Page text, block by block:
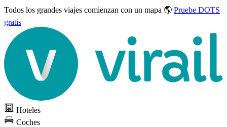
Todos los grandes viajes comienzan con un mapa 🌎 Pruebe DOTS
gratis
Hoteles
Coches